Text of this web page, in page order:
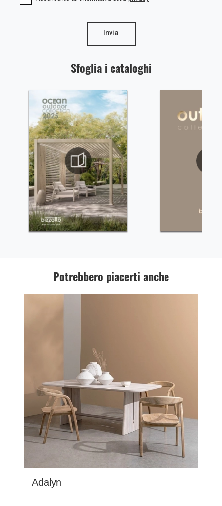
Sfoglia i cataloghi
Invia
Potrebbero piacerti anche
Adalyn